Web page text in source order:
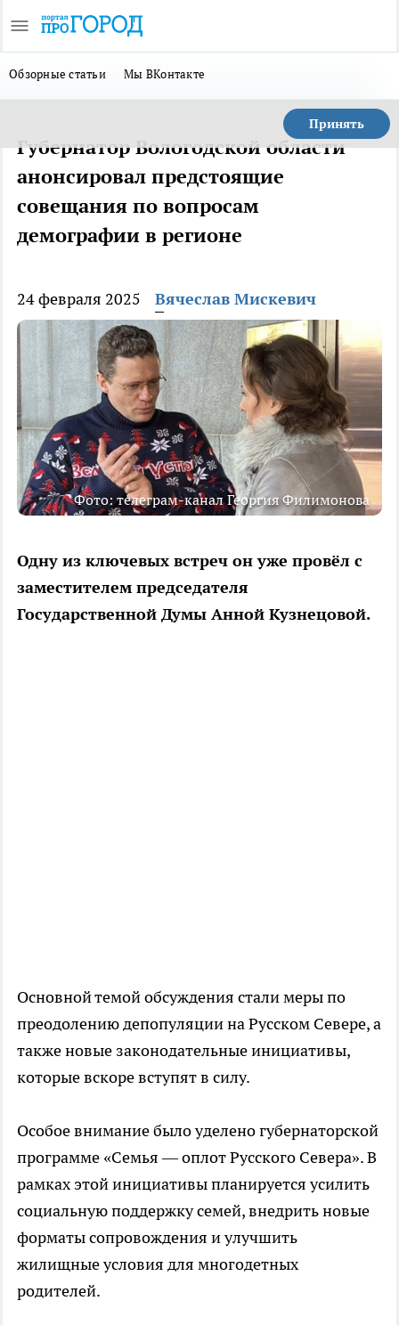
Обзорные статьи Мы ВКонтакте
Принять
Губернатор Вологодской области
анонсировал предстоящие
совещания по вопросам
демографии в регионе
24 февраля 2025 Вячеслав Мискевич
Фото: телеграм-канал Георгия Филимонова
Одну из ключевых встреч он уже провёл с
заместителем председателя
Государственной Думы Анной Кузнецовой.
Основной темой обсуждения стали меры по
преодолению депопуляции на Русском Севере, а
также новые законодательные инициативы,
которые вскоре вступят в силу.
Особое внимание было уделено губернаторской
программе «Семья — оплот Русского Севера». В
рамках этой инициативы планируется усилить
социальную поддержку семей, внедрить новые
форматы сопровождения и улучшить
жилищные условия для многодетных
родителей.